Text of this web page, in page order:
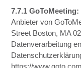
7.7.1 GoToMeeting:
Anbieter von
Street Boston, MA
Datenverarbeitung
https://